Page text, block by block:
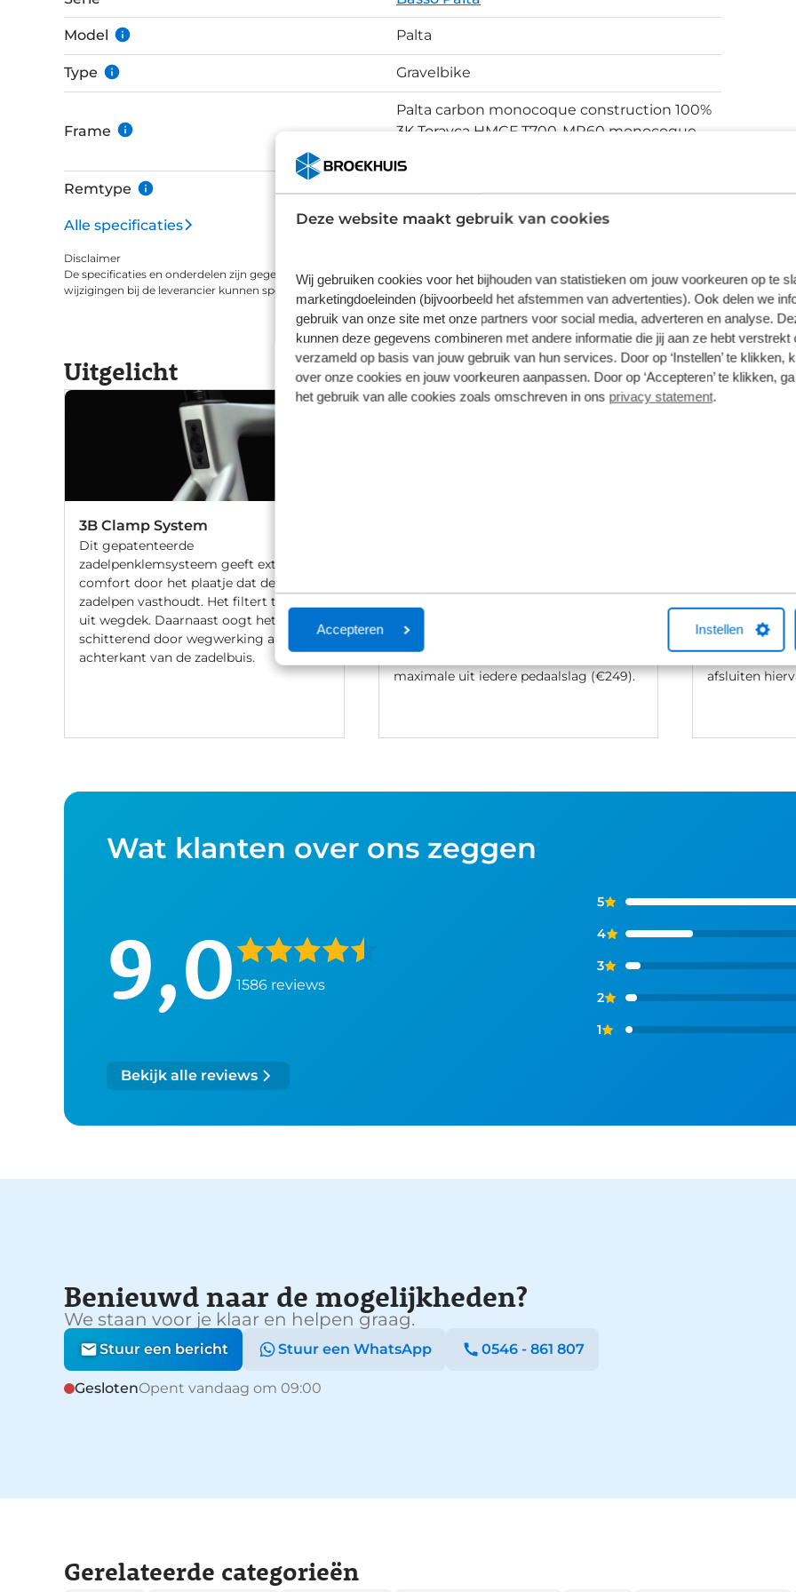
Deze website maakt gebruik van cookies
Wij gebruiken cookies voor het bijhouden van statistieken om jouw voorkeuren op te
marketingdoeleinden (bijvoorbeeld het afstemmen van advertenties). Ook delen we
gebruik van onze site met onze partners voor social media, adverteren en analyse.
kunnen deze gegevens combineren met andere informatie die jij aan ze hebt verstrekt
verzameld op basis van jouw gebruik van hun services. Door op ‘Instellen’ te klikken,
over onze cookies en jouw voorkeuren aanpassen. Door op ‘Accepteren’ te klikken,
het gebruik van alle cookies zoals omschreven in ons privacy statement.
Accepteren Instellen
groepsets tot kettingbladen van 52x36! Nog een bewijs dat de Palta gebouwd is voor
snelheid! De Palta bevat nog enkele prachtige esthetische hoogstandjes zoals de details
boven op de vorkbuis, onder het balhoofd wanneer je je stuur draait. Ook het 3B systeem
van de zadelpen is zo'n prachtig hoogstandje die keurig is weggewerkt aan de achterkant
geeft. Het Paradigma integratiesysteem in de stuurpen zorgt voor volledige integratie van je
kabels.
Model Palta
Type Gravelbike
Frame
Palta carbon monocoque construction 100%
3K Torayca HMCF T700-MR60 monocoque
Remtype Schijfremmen
Alle specificaties
Disclaimer
De specificaties en onderdelen zijn gegeven op basis van aanlevering van de leverancier. Op basis van beschikbaarheid of
wijzigingen bij de leverancier kunnen specificaties afwijken.
Uitgelicht
3B Clamp System
Dit gepatenteerde
zadelpenklemsysteem geeft extra
comfort door het plaatje dat de
zadelpen vasthoudt. Het filtert trillingen
uit wegdek. Daarnaast oogt het
schitterend door wegwerking aan de
achterkant van de zadelbuis.
Short fit (€99) een stap verder. Met een
maximale uit iedere pedaalslag (€249).
Broekhuis-
met één van
je online een
aankoop
helpen met
afsluiten
Wat klanten over ons zeggen
9,0 1586 reviews
5
4
3
2
1
Bekijk alle reviews
Benieuwd naar de mogelijkheden?
We staan voor je klaar en helpen graag.
Stuur een bericht Stuur een WhatsApp 0546 - 861 807
GeslotenOpent vandaag om 09:00
Gerelateerde categorieën